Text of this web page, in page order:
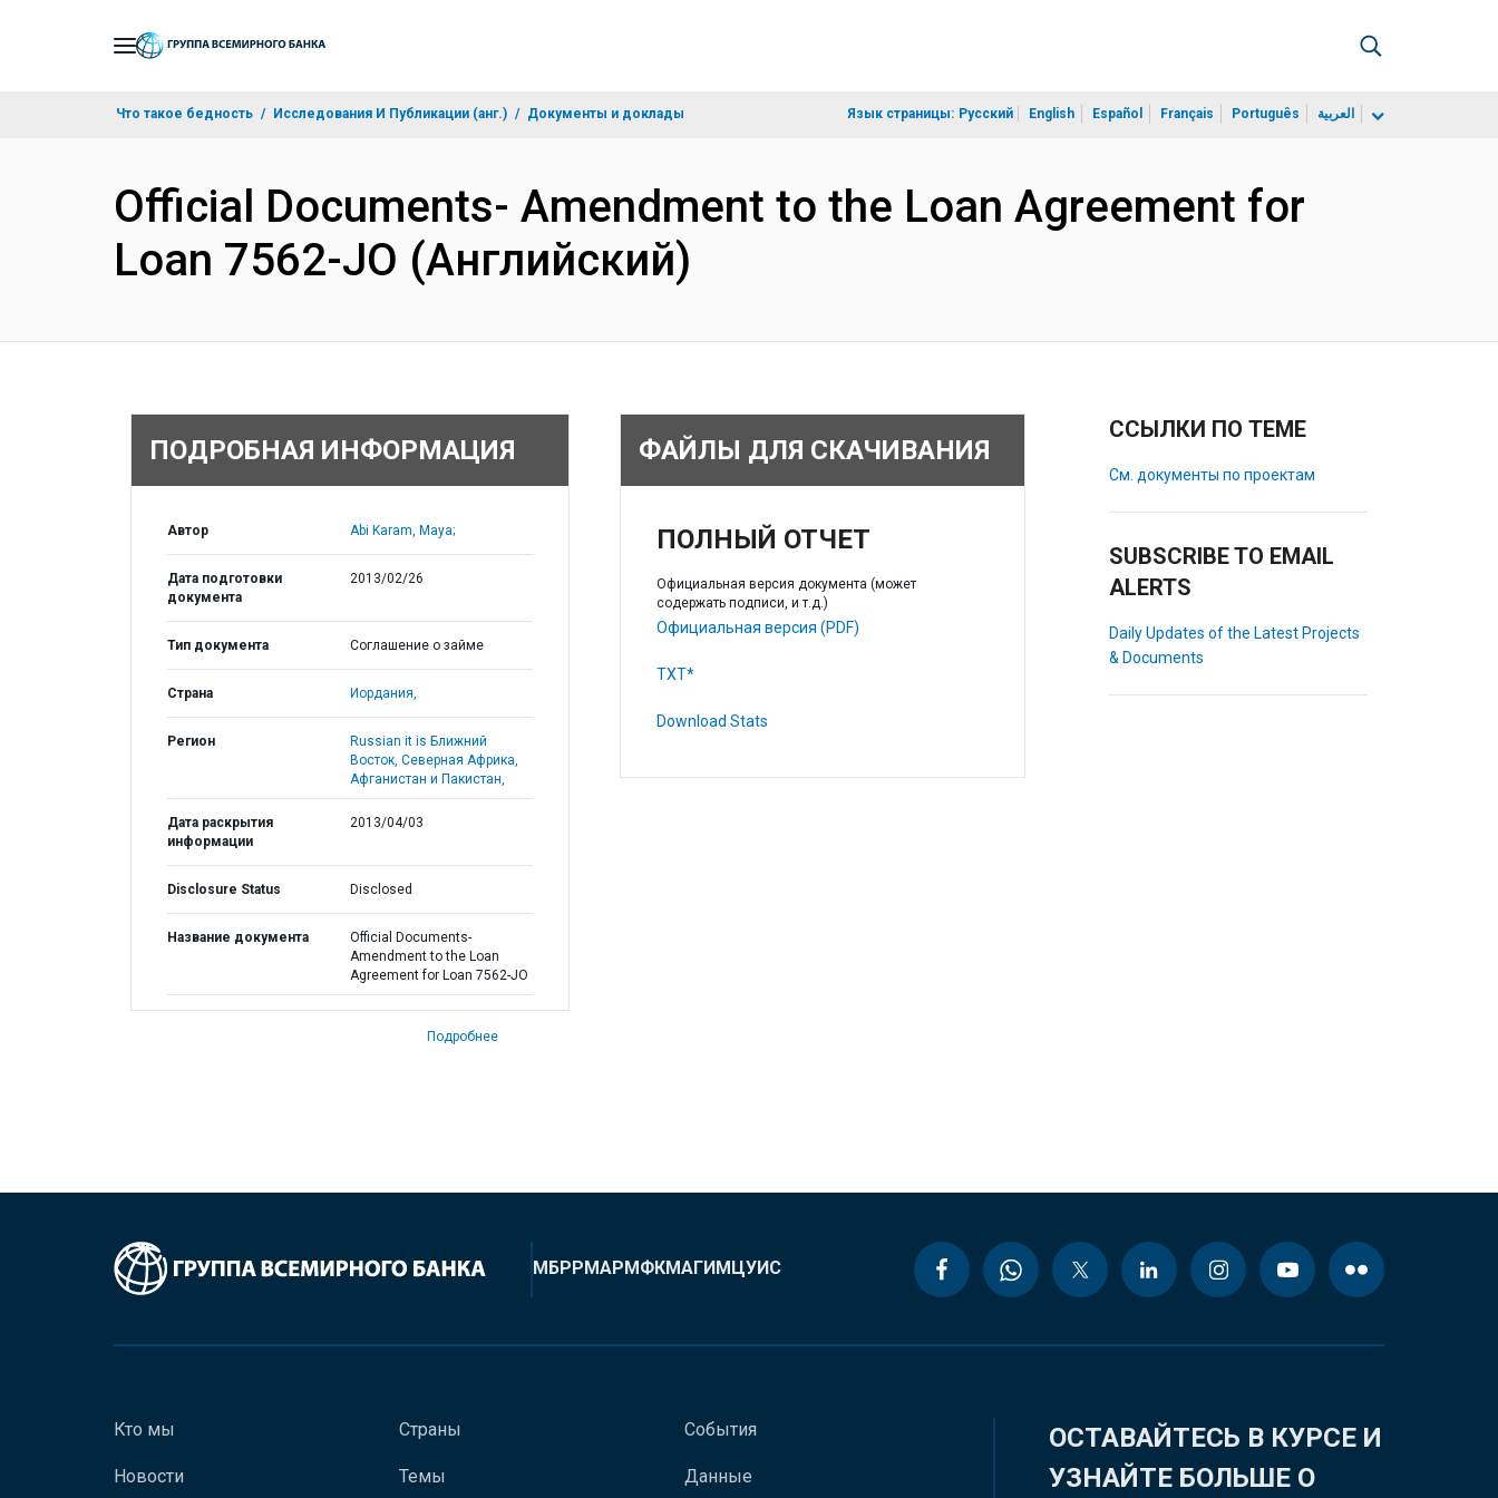
Что такое бедность Исследования И Публикации (анг.) Документы и доклады Язык страницы: Русский English Español Français Português العربية
Official Documents- Amendment to the Loan Agreement for
Loan 7562-JO (Английский)
ПОДРОБНАЯ ИНФОРМАЦИЯ
Автор Abi Karam, Maya;
Дата подготовки
документа
2013/02/26
Тип документа Соглашение о займе
Страна Иордания,
Регион
Russian it is Ближний
Восток, Северная Африка,
Афганистан и Пакистан,
Дата раскрытия
информации
2013/04/03
Disclosure Status Disclosed
Название документа
Official Documents-
Amendment to the Loan
Agreement for Loan 7562-JO
Подробнее
ФАЙЛЫ ДЛЯ СКАЧИВАНИЯ
ПОЛНЫЙ ОТЧЕТ
Официальная версия документа (может
содержать подписи, и т.д.)
Официальная версия (PDF)
TXT*
Download Stats
ССЫЛКИ ПО ТЕМЕ
См. документы по проектам
SUBSCRIBE TO EMAIL
ALERTS
Daily Updates of the Latest Projects
& Documents
МБРРМАРМФКМАГИМЦУИС
Кто мы
Новости
Страны
Темы
События
Данные
ОСТАВАЙТЕСЬ В КУРСЕ И
УЗНАЙТЕ БОЛЬШЕ О